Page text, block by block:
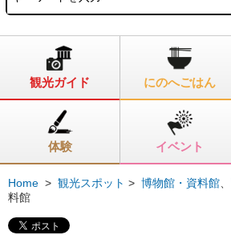
観光ガイド にのへごはん
体験 イベント
Home > 観光スポット > 博物館・資料館
料館